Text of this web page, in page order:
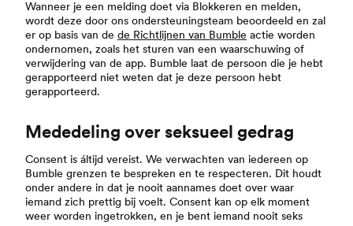
Wanneer je een melding doet via Blokkeren en melden,
wordt deze door ons ondersteuningsteam beoordeeld en zal
er op basis van de de Richtlijnen van Bumble actie worden
ondernomen, zoals het sturen van een waarschuwing of
verwijdering van de app. Bumble laat de persoon die je hebt
gerapporteerd niet weten dat je deze persoon hebt
gerapporteerd.
Mededeling over seksueel gedrag
Consent is áltijd vereist. We verwachten van iedereen op
Bumble grenzen te bespreken en te respecteren. Dit houdt
onder andere in dat je nooit aannames doet over waar
iemand zich prettig bij voelt. Consent kan op elk moment
weer worden ingetrokken, en je bent iemand nooit seks